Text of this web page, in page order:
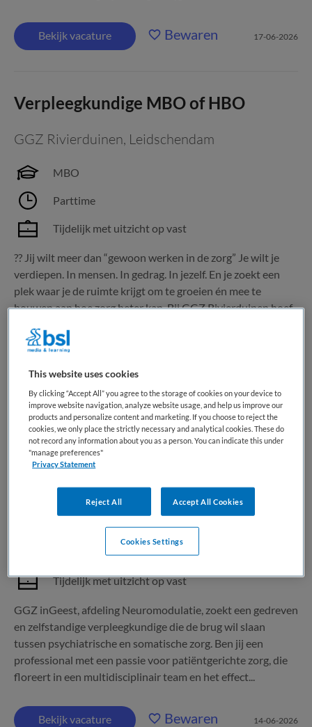
Bekijk vacature Bewaren 17-06-2026
Verpleegkundige MBO of HBO
GGZ Rivierduinen, Leidschendam
MBO
Parttime
Tijdelijk met uitzicht op vast
?? Jij wilt meer dan “gewoon werken in de zorg” Je wilt je
verdiepen. In mensen. In gedrag. In jezelf. En je zoekt een
plek waar je de ruimte krijgt om te groeien én mee te
bouwen aan hoe zorg beter kan. Bij GGZ Rivierduinen hoef
Verpleegkundige Neuromodulatie
Amsterdam
GGZ inGeest,Amsterdam
Tijdelijk met uitzicht op vast
GGZ inGeest, afdeling Neuromodulatie, zoekt een gedreven
en zelfstandige verpleegkundige die de brug wil slaan
tussen psychiatrische en somatische zorg. Ben jij een
professional met een passie voor patiëntgerichte zorg, die
floreert in een multidisciplinair team en het effect...
Bekijk vacature Bewaren 14-06-2026
This website uses cookies
By clicking “Accept All” you agree to the storage of cookies on your device to
improve website navigation, analyze website usage, and help us improve our
products and personalize content and marketing. If you choose to reject the
cookies, we only place the strictly necessary and analytical cookies. These do
not record any information about you as a person. You can indicate this under
"manage preferences"
Privacy Statement
Reject All Accept All Cookies
Cookies Settings